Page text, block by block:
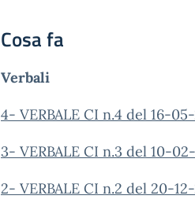
Cosa fa
Verbali
4- VERBALE CI n.4 del 16-
3- VERBALE CI n.3 del 10-
2- VERBALE CI n.2 del 20-